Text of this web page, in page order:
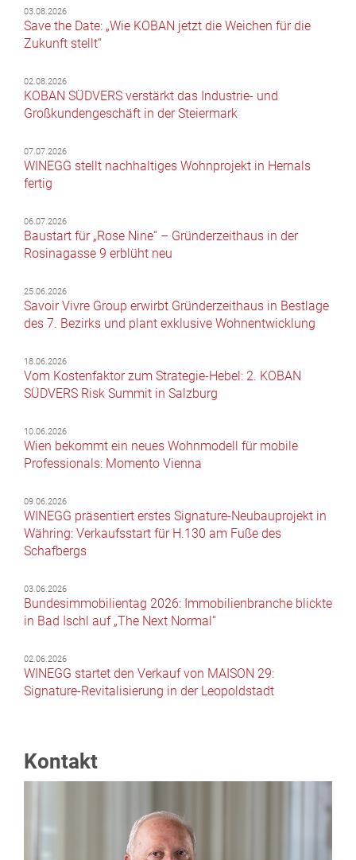
03.08.2026
Save the Date: „Wie KOBAN jetzt die Weichen für die
Zukunft stellt“
02.08.2026
KOBAN SÜDVERS verstärkt das Industrie- und
Großkundengeschäft in der Steiermark
07.07.2026
WINEGG stellt nachhaltiges Wohnprojekt in Hernals
fertig
06.07.2026
Baustart für „Rose Nine“ – Gründerzeithaus in der
Rosinagasse 9 erblüht neu
25.06.2026
Savoir Vivre Group erwirbt Gründerzeithaus in Bestlage
des 7. Bezirks und plant exklusive Wohnentwicklung
18.06.2026
Vom Kostenfaktor zum Strategie-Hebel: 2. KOBAN
SÜDVERS Risk Summit in Salzburg
10.06.2026
Wien bekommt ein neues Wohnmodell für mobile
Professionals: Momento Vienna
09.06.2026
WINEGG präsentiert erstes Signature-Neubauprojekt in
Währing: Verkaufsstart für H.130 am Fuße des
Schafbergs
03.06.2026
Bundesimmobilientag 2026: Immobilienbranche blickte
in Bad Ischl auf „The Next Normal“
02.06.2026
WINEGG startet den Verkauf von MAISON 29:
Signature-Revitalisierung in der Leopoldstadt
Kontakt